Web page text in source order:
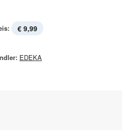
€ 9,99
EDEKA